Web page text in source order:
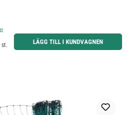
använd knapparna för att öka eller minska kvantiteten.
st. LÄGG TILL I KUNDVAGNEN